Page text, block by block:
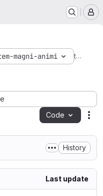
magni-animi test_jx
Code
History
Last update